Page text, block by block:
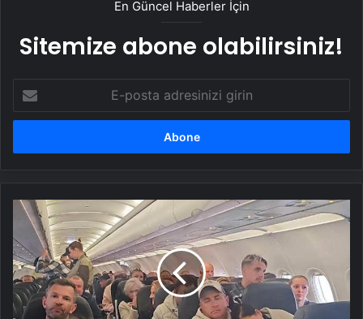
En Güncel Haberler İçin
Sitemize abone olabilirsiniz!
posta
adresinizi
Rus
uçağı
Polonya'ya
acil
iniş
yaptı!
Yolcular